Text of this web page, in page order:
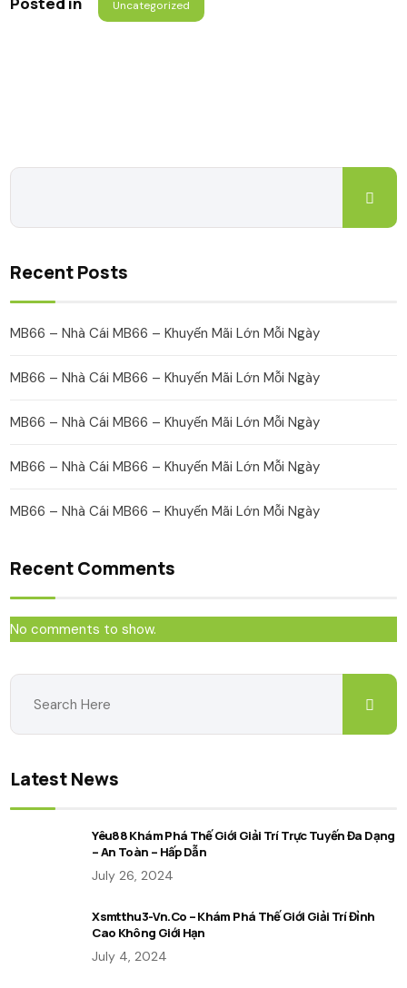
Uncategorized
Recent Posts
MB66 – Nhà Cái MB66 – Khuyến Mãi Lớn Mỗi Ngày
MB66 – Nhà Cái MB66 – Khuyến Mãi Lớn Mỗi Ngày
MB66 – Nhà Cái MB66 – Khuyến Mãi Lớn Mỗi Ngày
MB66 – Nhà Cái MB66 – Khuyến Mãi Lớn Mỗi Ngày
MB66 – Nhà Cái MB66 – Khuyến Mãi Lớn Mỗi Ngày
Recent Comments
No comments to show.
Latest News
Yêu88 Khám Phá Thế Giới Giải Trí Trực Tuyến Đa Dạng
– An Toàn – Hấp Dẫn
July 26, 2024
Xsmtthu3-Vn.co – Khám Phá Thế Giới Giải Trí Đỉnh
Cao Không Giới Hạn
July 4, 2024